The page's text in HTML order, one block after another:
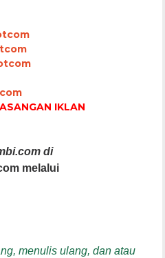
IKLAN
di
melalui
menulis ulang, dan atau